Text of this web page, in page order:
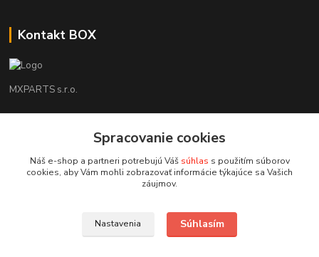
Kontakt BOX
MXPARTS s.r.o.
+421948260186
motokrossk@gmail.com
Spracovanie cookies
Náš e-shop a partneri potrebujú Váš súhlas s použitím súborov
cookies, aby Vám mohli zobrazovať informácie týkajúce sa Vašich
záujmov.
Nastavenia Súhlasím